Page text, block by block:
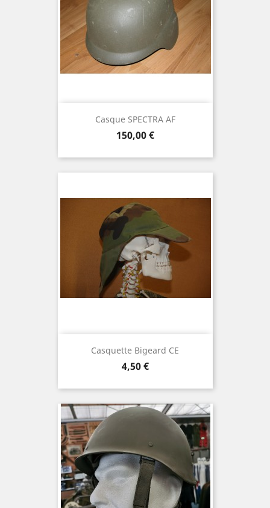
Casque SPECTRA AF
Prix
150,00 €
Casquette Bigeard CE
Prix
4,50 €